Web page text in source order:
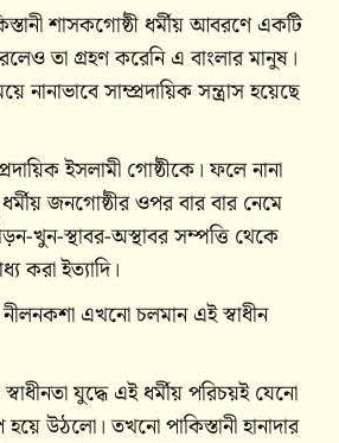
শাসকগোষ্ঠী ধর্মীয় আবরণে একটি
তা গ্রহণ করেনি এ বাংলার মানুষ।
নানাভাবে সাম্প্রদায়িক সন্ত্রাস হয়েছে
ইসলামী গোষ্ঠীকে। ফলে নানা
জনগোষ্ঠীর ওপর বার বার নেমে
খুন-স্থাবর-অস্থাবর সম্পত্তি থেকে
করা ইত্যাদি।
এখনো চলমান এই স্বাধীন
যুদ্ধে এই ধর্মীয় পরিচয়ই যেনো
উঠলো। তখনো পাকিস্তানী হানাদার